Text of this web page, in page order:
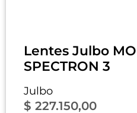
Lentes Julbo
SPECTRON 3
Julbo
$ 227.150,00